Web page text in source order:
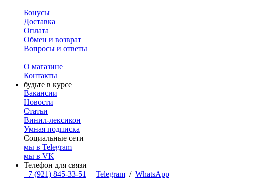
Бонусы
Доставка
Оплата
Обмен и возврат
Вопросы и ответы
О магазине
Контакты
будьте в курсе
Вакансии
Новости
Статьи
Винил-лексикон
Умная подписка
Социальные сети
мы в Telegram
мы в VK
Телефон для связи
+7 (921) 845-33-51
Telegram / WhatsApp